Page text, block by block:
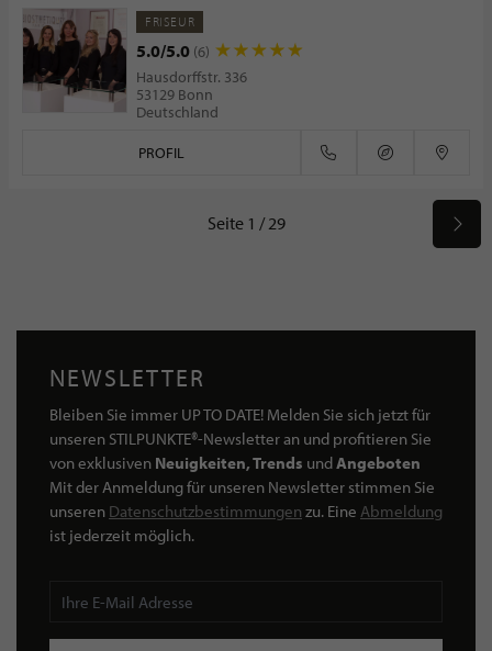
FRISEUR
5.0/5.0 (6)
Hausdorffstr. 336
53129 Bonn
Deutschland
PROFIL
Seite 1 / 29
NEWSLETTER
Bleiben Sie immer UP TO DATE! Melden Sie sich jetzt für
unseren STILPUNKTE®-Newsletter an und profitieren Sie
von exklusiven Neuigkeiten, Trends undAngeboten
Mit der Anmeldung für unseren Newsletter stimmen Sie
unseren Datenschutzbestimmungen zu. Eine Abmeldung
ist jederzeit möglich.